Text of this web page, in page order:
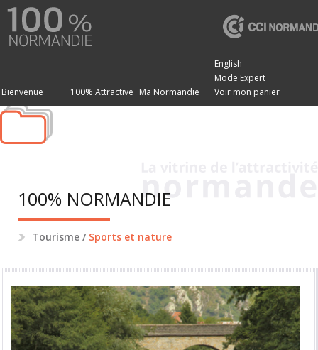
Bienvenue 100% Attractive Ma Normandie
English
Mode Expert
Voir mon panier
100% NORMANDIE
Tourisme / Sports et nature